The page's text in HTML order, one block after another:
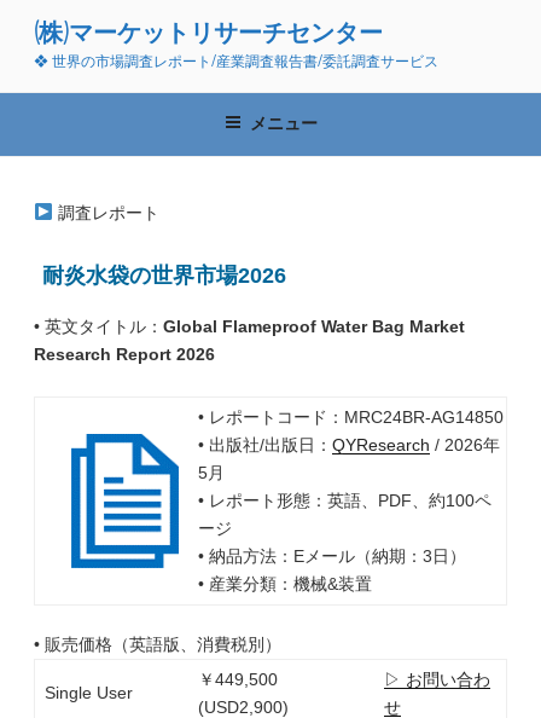
ン
(株)マーケットリサーチセンター
❖ 世界の市場調査レポート/産業調査報告書/委託調査サービス
メニュー
調査レポート
耐炎水袋の世界市場2026
• 英文タイトル： Global Flameproof Water Bag Market
Research Report 2026
• レポートコード：MRC24BR-AG14850
• 出版社/出版日： QYResearch / 2026年
5月
• レポート形態：英語、PDF、約100ペ
ージ
• 納品方法：Eメール（納期：3日）
• 産業分類：機械&装置
• 販売価格（英語版、消費税別）
Single User
￥449,500
(USD2,900)
▷ お問い合わ
せ